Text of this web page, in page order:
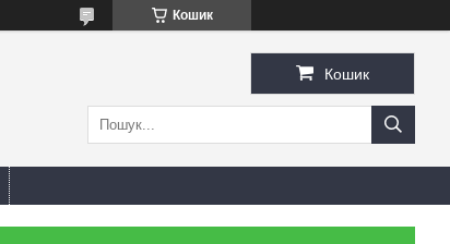
Кошик
Кошик